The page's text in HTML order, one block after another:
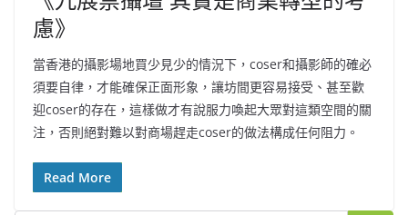
慮》
當香港的攝影場地買少見少的情況下，coser和攝影師的確必
須要自律，才能確保正面形象，讓坊間更容易接受、甚至歡
迎coser的存在，這樣做才有說服力喚起大眾對這類空間的關
注，否則絕對難以對商場趕走coser的做法構成任何阻力。
Read More